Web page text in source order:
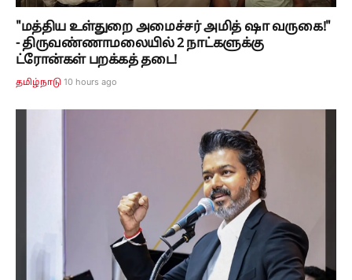
"மத்திய உள்துறை அமைச்சர் அமித் ஷா வருகை!"
- திருவண்ணாமலையில் 2 நாட்களுக்கு
ட்ரோன்கள் பறக்கத் தடை!
தமிழ்நாடு 10 hours ago